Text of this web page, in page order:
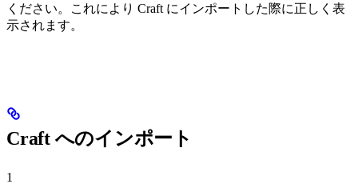
ください。これにより Craft にインポートした際に正しく表
示されます。
Craft へのインポート
1